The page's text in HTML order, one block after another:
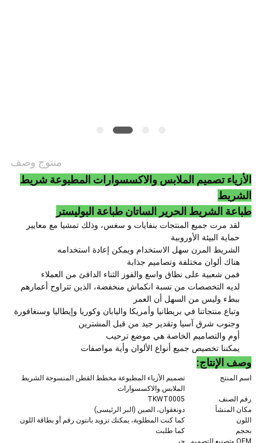
منتوج وصف
الأزياء تصميم الملابس والاكسسوارات المطبوعة شريط
الشريط
طباعة الشريط الحرير الساتان طباعة البوليستر
لقد مرت جميع المنتجات بنفايات و سغس، وذلك تمشيا مع معايير
حماية البيئة الأوروبية
الشريط المرن سهل الاستخدام ويمكن إعادة استخدامه
هناك ألوان مختلفة وتصاميم جذابة
فمن شعبية على نطاق واسع والفوز الثناء الدافئ من العملاء
لديه التخصصات من نسبة انكماش منخفضة، الذين تتراوح أعمارهم
ببطء وليس من السهل أن العمر
وتباع منتجاتنا في بريطانيا وأمريكا واليابان وكوريا وإيطاليا وسنغافورة
وجنوب شرق آسيا وتقدير جيد من قبل المشترين
أوم والتصاميم الخاصة هي موضع ترحيب
يمكننا تخصيص جميع أنواع الألوان وأية مواصفات
وصف الإنتاج:
اسم المنتج
تصميم الأزياء المطبوعة مخطط القطن المنسوجة الشريط
الملابس والاكسسوارات
رقم الصنف.
TKWT0005
مكان المنشأ
دونغقوان، الصين (البر الرئيسى)
اللون
كما كنت المطلوبة، يمكنك تزويد بانتون رقم أو بطاقة اللون
بحجم
كما طلبت